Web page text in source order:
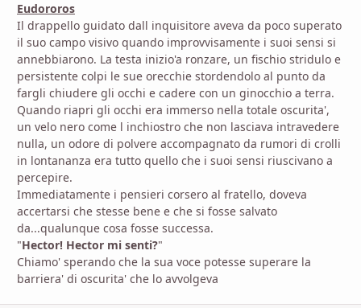
Eudororos
Il drappello guidato dall inquisitore aveva da poco superato
il suo campo visivo quando improvvisamente i suoi sensi si
annebbiarono. La testa inizio'a ronzare, un fischio stridulo e
persistente colpi le sue orecchie stordendolo al punto da
fargli chiudere gli occhi e cadere con un ginocchio a terra.
Quando riapri gli occhi era immerso nella totale oscurita',
un velo nero come l inchiostro che non lasciava intravedere
nulla, un odore di polvere accompagnato da rumori di crolli
in lontananza era tutto quello che i suoi sensi riuscivano a
percepire.
Immediatamente i pensieri corsero al fratello, doveva
accertarsi che stesse bene e che si fosse salvato
da...qualunque cosa fosse successa.
"Hector! Hector mi senti?"
Chiamo' sperando che la sua voce potesse superare la
barriera' di oscurita' che lo avvolgeva